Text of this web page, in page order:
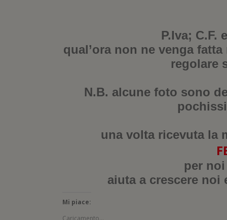
P.Iva; C.F.
qual’ora non ne venga
regolare
N.B. alcune foto sono
una volta ricevuta la
per
aiuta a crescere
Mi piace:
Caricamento...